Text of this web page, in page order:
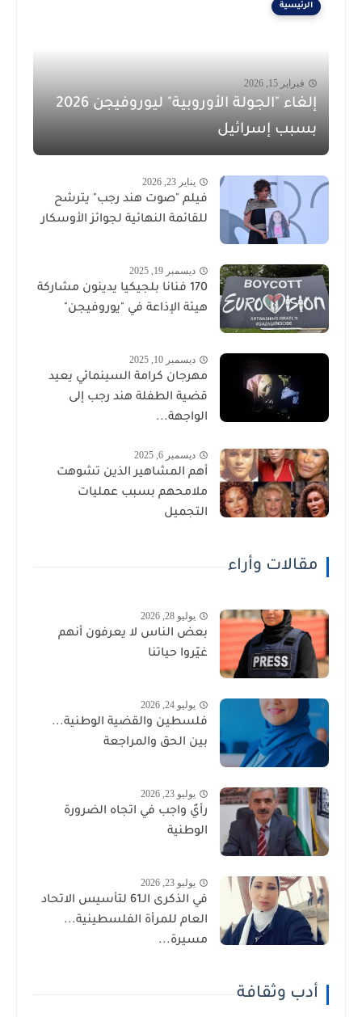
الرئيسية
فبراير 15, 2026
إلغاء "الجولة الأوروبية" ليوروفيجن 2026
بسبب إسرائيل
يناير 23, 2026
فيلم "صوت هند رجب" يترشح
للقائمة النهائية لجوائز الأوسكار
ديسمبر 19, 2025
170 فنانا بلجيكيا يدينون مشاركة
هيئة الإذاعة في "يوروفيجن"
ديسمبر 10, 2025
مهرجان كرامة السينمائي يعيد
قضية الطفلة هند رجب إلى
الواجهة...
ديسمبر 6, 2025
أهم المشاهير الذين تشوهت
ملامحهم بسبب عمليات
التجميل
مقالات وأراء
يوليو 28, 2026
بعض الناس لا يعرفون أنهم
غيّروا حياتنا
يوليو 24, 2026
فلسطين والقضية الوطنية...
بين الحق والمراجعة
يوليو 23, 2026
رأيٌ واجب في اتجاه الضرورة
الوطنية
يوليو 23, 2026
في الذكرى الـ61 لتأسيس الاتحاد
العام للمرأة الفلسطينية...
مسيرة...
أدب وثقافة